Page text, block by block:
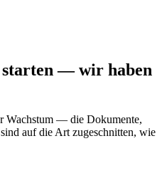
— wir haben
Wachstum — die Dokumente,
auf die Art zugeschnitten, wie